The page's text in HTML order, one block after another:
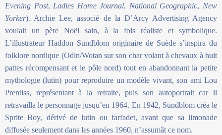
Evening Post, Ladies Home Journal, National Geographic, New
Yorker). Archie Lee, associé de la D’Arcy Advertising Agency
voulait un père Noël sain, à la fois réaliste et symbolique.
L’illustrateur Haddon Sundblom originaire de Suède s’inspira du
folklore nordique (Odin/Wotan sur son char volant à chevaux à huit
pattes récompensant et le pôle nord) tout en abandonnant la petite
mythologie (lutin) pour reproduire un modèle vivant, son ami Lou
Prentiss, représentant à la retraite, puis son autoportrait car il
retravailla le personnage jusqu’en 1964. En 1942, Sundblom créa le
Sprite Boy, dérivé de lutin ou farfadet, avant que sa limonade
diffusée seulement dans les années 1960, n’assumât ce nom.